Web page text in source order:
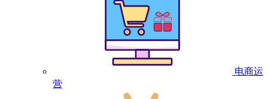
电商运
营